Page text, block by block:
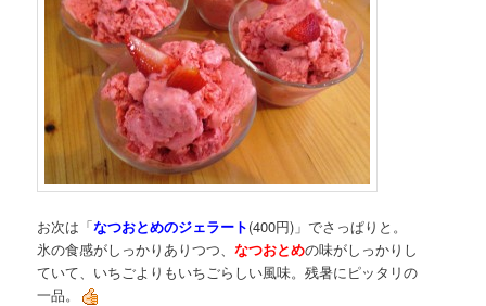
お次は「なつおとめのジェラート(400円)」でさっぱりと。
氷の食感がしっかりありつつ、なつおとめの味がしっかりし
ていて、いちごよりもいちごらしい風味。残暑にピッタリの
一品。